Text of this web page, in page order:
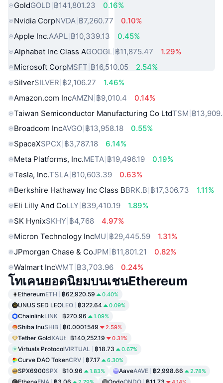
GoldGOLD ฿141,801.23
0.16%
Nvidia CorpNVDA ฿7,260.77
0.10%
Apple Inc.AAPL ฿10,339.13
0.45%
Alphabet Inc Class AGOOGL ฿11,875.47
1.29%
Microsoft CorpMSFT ฿16,510.05
2.54%
SilverSILVER ฿2,106.27
1.46%
Amazon.com IncAMZN ฿9,010.4
0.14%
Taiwan Semiconductor Manufacturing Co LtdTSM ฿
Broadcom IncAVGO ฿13,958.18
0.55%
SpaceXSPCX ฿3,787.18
6.14%
Meta Platforms, Inc.META ฿19,496.19
0.19%
Tesla, Inc.TSLA ฿10,603.39
0.63%
Berkshire Hathaway Inc Class BBRK.B ฿17,306.73
1.11%
Eli Lilly And CoLLY ฿39,410.19
1.89%
SK HynixSKHY ฿4,768
4.97%
Micron Technology IncMU ฿29,445.59
1.31%
JPmorgan Chase & CoJPM ฿11,801.21
0.82%
Walmart IncWMT ฿3,703.96 0.24%
โทเคนยอดนิยมบนเชนEthereum
EthereumETH ฿62,920.59 0.40%
UNUS SED LEOLEO ฿322.64 0.09%
ChainlinkLINK ฿270.96 1.09%
Shiba InuSHIB ฿0.0001549 2.59%
Tether GoldXAUt ฿140,252.19 0.31%
Virtuals ProtocolVIRTUAL ฿18.73 0.67%
Curve DAO TokenCRV ฿7.17 6.30%
SPX6900SPX ฿10.96 1.83% AaveAAVE ฿2,998.66 2.78%